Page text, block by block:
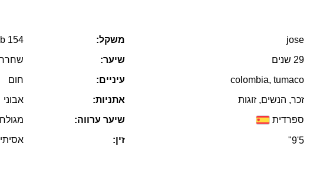
jose
29 שנים
colombia, tumaco
זכר, הנשים, זוגות
ספרדית
5'9"
משקל:
154 lb
שיער:
עיניים:
חום
אתניות:
אבוני
שיער ערווה:
מגולח
זין:
אסיתי